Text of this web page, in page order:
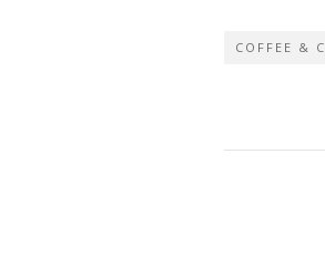
COFFEE &